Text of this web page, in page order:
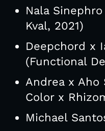
Nala
Kval, 2021)
Deepchord x
(Functional
Andrea x Aho
Color x
Michael